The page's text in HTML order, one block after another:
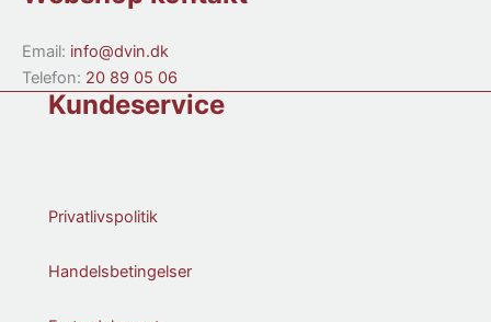
Email: info@dvin.dk
Telefon: 20 89 05 06
Kundeservice
Privatlivspolitik
Handelsbetingelser